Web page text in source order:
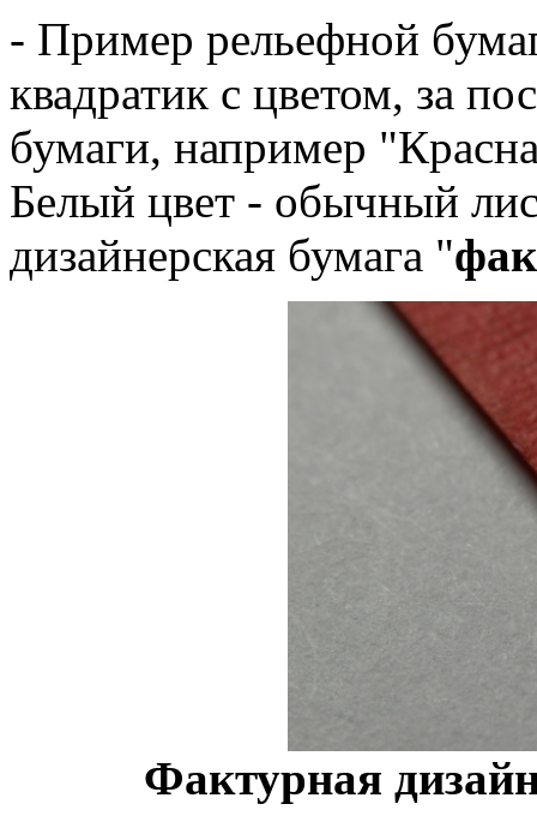
- Пример рельефной
квадратик с цветом, за
бумаги, например
Белый цвет - обычный
дизайнерская бумага "
Фактурная